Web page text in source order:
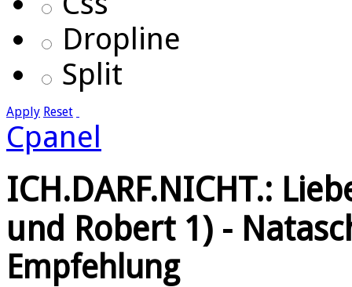
Dropline
Split
Apply Reset
Cpanel
ICH.DARF.NICHT.:
und Robert 1) -
Empfehlung